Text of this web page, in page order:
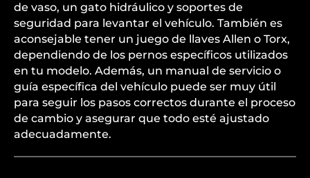
de vaso, un gato hidráulico y soportes de
seguridad para levantar el vehículo. También es
aconsejable tener un juego de llaves Allen o Torx,
dependiendo de los pernos específicos utilizados
en tu modelo. Además, un manual de servicio o
guía específica del vehículo puede ser muy útil
para seguir los pasos correctos durante el proceso
de cambio y asegurar que todo esté ajustado
adecuadamente.